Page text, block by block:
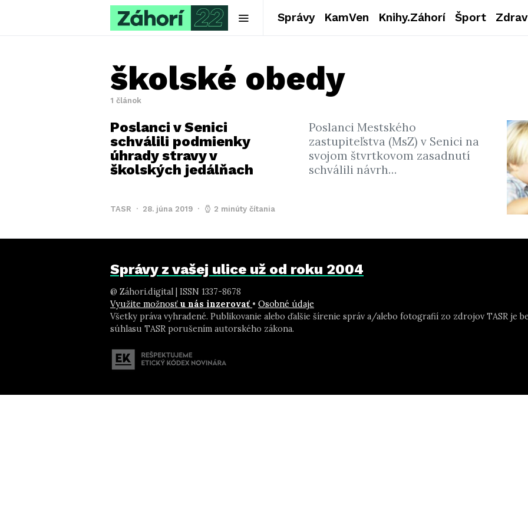
Správy KamVen Knihy.Záhorí Šport
školské obedy
1 článok
Poslanci v Senici
schválili podmienky
úhrady stravy v
školských jedálňach
Poslanci Mestského
zastupiteľstva (MsZ) v Senici na
svojom štvrtkovom zasadnutí
schválili návrh…
TASR 28. júna 2019 2 minúty čítania
Správy z vašej ulice už od roku 2004
@ Záhori.digital | ISSN 1337-8678
Využite možnosť u nás inzerovať • Osobné údaje
Všetky práva vyhradené. Publikovanie alebo ďalšie šírenie správ a/alebo fotografií zo zdrojov TASR je
súhlasu TASR porušením autorského zákona.